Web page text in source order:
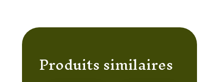
Produits similaires